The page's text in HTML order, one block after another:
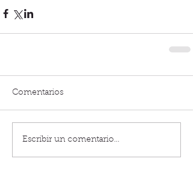
Comentarios
Escribir un comentario...